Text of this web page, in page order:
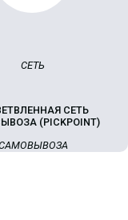
СЕТЬ
(PICKPOINT)